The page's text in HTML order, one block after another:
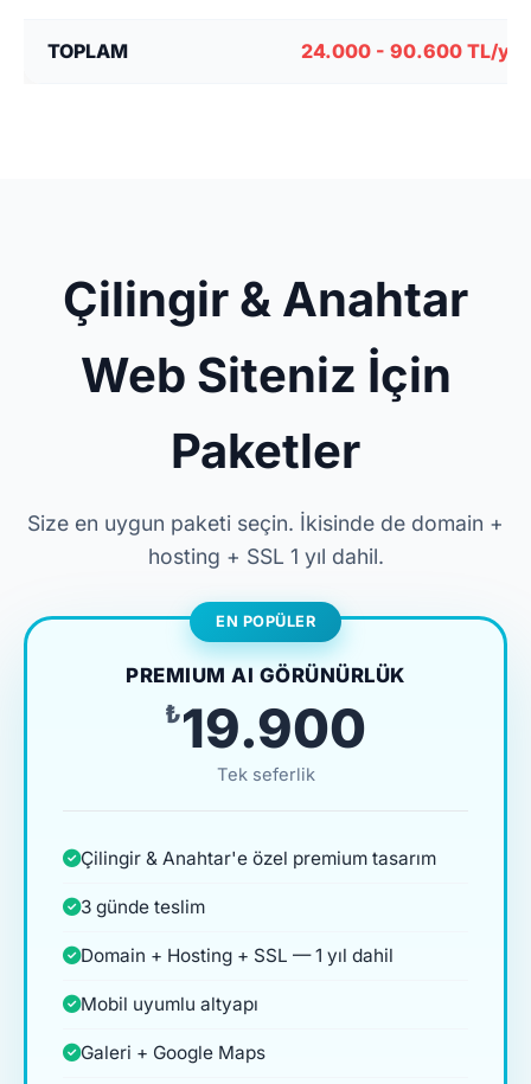
TOPLAM 24.000 - 90.600 TL/yıl
Çilingir & Anahtar
Web Siteniz İçin
Paketler
Size en uygun paketi seçin. İkisinde de domain +
hosting + SSL 1 yıl dahil.
EN POPÜLER
PREMIUM AI GÖRÜNÜRLÜK
₺19.900
Tek seferlik
Çilingir & Anahtar'e özel premium tasarım
3 günde teslim
Domain + Hosting + SSL — 1 yıl dahil
Mobil uyumlu altyapı
Galeri + Google Maps